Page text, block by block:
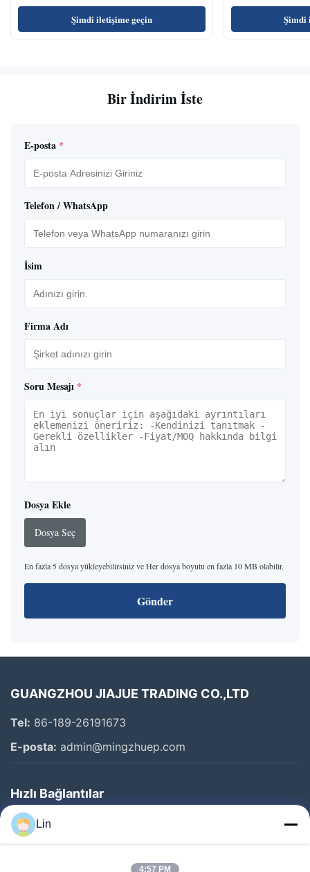
Şimdi iletişime geçin Şimdi
Bir İndirim İste
E-posta *
Telefon / WhatsApp
İsim
Firma Adı
Soru Mesajı *
Dosya Ekle
Dosya Seç
En fazla 5 dosya yükleyebilirsiniz ve Her dosya boyutu en fazla 10 MB olabilir.
Gönder
GUANGZHOU JIAJUE TRADING CO.,LTD
Tel: 86-189-26191673
E-posta: admin@mingzhuep.com
Hızlı Bağlantılar
Evde
Ürün
Lin
4:57 PM